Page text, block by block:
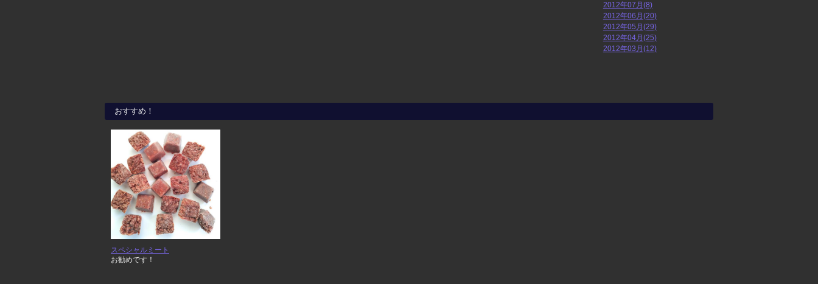
2012年07月(8)
2012年06月(20)
2012年05月(29)
2012年04月(25)
2012年03月(12)
おすすめ！
スペシャルミート
お勧めです！